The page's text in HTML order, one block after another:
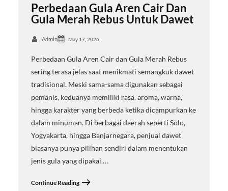
Perbedaan Gula Aren Cair Dan
Gula Merah Rebus Untuk Dawet
Admin May 17, 2026
Perbedaan Gula Aren Cair dan Gula Merah Rebus
sering terasa jelas saat menikmati semangkuk dawet
tradisional. Meski sama-sama digunakan sebagai
pemanis, keduanya memiliki rasa, aroma, warna,
hingga karakter yang berbeda ketika dicampurkan ke
dalam minuman. Di berbagai daerah seperti Solo,
Yogyakarta, hingga Banjarnegara, penjual dawet
biasanya punya pilihan sendiri dalam menentukan
jenis gula yang dipakai.…
Continue Reading